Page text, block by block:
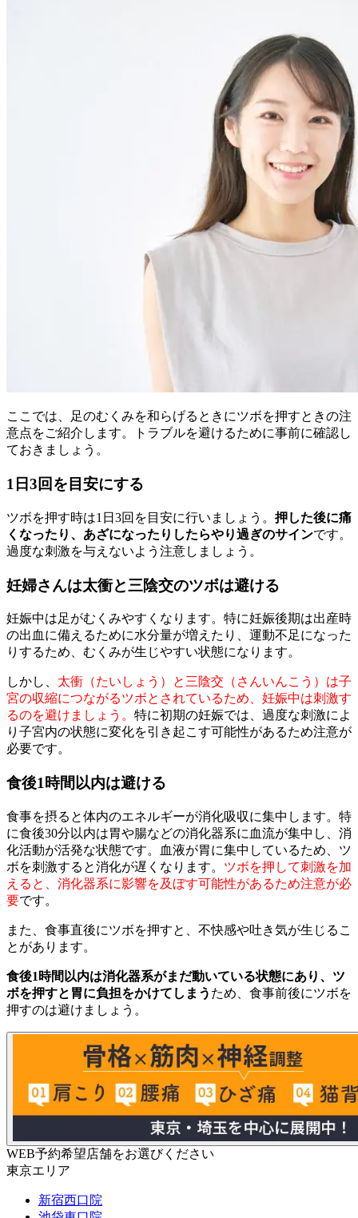
ここでは、足のむくみを和らげるときにツボを押すときの注
意点をご紹介します。トラブルを避けるために事前に確認し
ておきましょう。
1日3回を目安にする
ツボを押す時は1日3回を目安に行いましょう。 押した後に痛
くなったり、あざになったりしたらやり過ぎのサインです。
過度な刺激を与えないよう注意しましょう。
妊婦さんは太衝と三陰交のツボは避ける
妊娠中は足がむくみやすくなります。特に妊娠後期は出産時
の出血に備えるために水分量が増えたり、運動不足になった
りするため、むくみが生じやすい状態になります。
しかし、 太衝（たいしょう）と三陰交（さんいんこう）は子
宮の収縮につながるツボとされているため、妊娠中は刺激す
るのを避けましょう。 特に初期の妊娠では、過度な刺激によ
り子宮内の状態に変化を引き起こす可能性があるため注意が
必要です。
食後1時間以内は避ける
食事を摂ると体内のエネルギーが消化吸収に集中します。特
に食後30分以内は胃や腸などの消化器系に血流が集中し、消
化活動が活発な状態です。血液が胃に集中しているため、ツ
ボを刺激すると消化が遅くなります。 ツボを押して刺激を加
えると、消化器系に影響を及ぼす可能性があるため注意が必
要です。
また、食事直後にツボを押すと、不快感や吐き気が生じるこ
とがあります。
食後1時間以内は消化器系がまだ動いている状態にあり、ツ
ボを押すと胃に負担をかけてしまう ため、食事前後にツボを
押すのは避けましょう。
WEB予約希望店舗をお選びください
東京エリア
新宿西口院